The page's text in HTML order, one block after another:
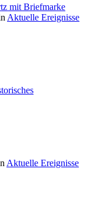
mit Briefmarke
Aktuelle Ereignisse
Aktuelle Ereignisse